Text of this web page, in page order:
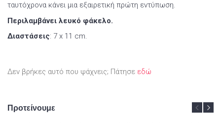
ταυτόχρονα κάνει μια εξαιρετική πρώτη εντύπωση.
Περιλαμβάνει λευκό φάκελο.
Διαστάσεις: 7 x 11 cm.
Δεν βρήκες αυτό που ψάχνεις; Πάτησε εδώ
Προτείνουμε